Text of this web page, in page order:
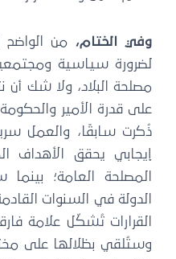
وفي الختام،
من الواضح
لضرورة سياسية
مصلحة البلاد، ولا شك
على قدرة الأمير
ذُكرت سابقًا، والعمل
إيجابي يحقق الأهداف
المصلحة العامة؛
الدولة في السنوات
القرارات تُشكّل علامة
وستُلقي بظلالها على